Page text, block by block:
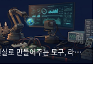
꿈을 현실로 만들어주는 도구, 라즈베리파이 5